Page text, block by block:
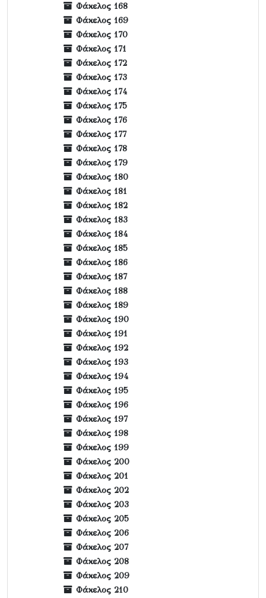
Φάκελος 168
Φάκελος 169
Φάκελος 170
Φάκελος 171
Φάκελος 172
Φάκελος 173
Φάκελος 174
Φάκελος 175
Φάκελος 176
Φάκελος 177
Φάκελος 178
Φάκελος 179
Φάκελος 180
Φάκελος 181
Φάκελος 182
Φάκελος 183
Φάκελος 184
Φάκελος 185
Φάκελος 186
Φάκελος 187
Φάκελος 188
Φάκελος 189
Φάκελος 190
Φάκελος 191
Φάκελος 192
Φάκελος 193
Φάκελος 194
Φάκελος 195
Φάκελος 196
Φάκελος 197
Φάκελος 198
Φάκελος 199
Φάκελος 200
Φάκελος 201
Φάκελος 202
Φάκελος 203
Φάκελος 205
Φάκελος 206
Φάκελος 207
Φάκελος 208
Φάκελος 209
Φάκελος 210